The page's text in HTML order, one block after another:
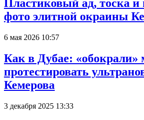
Пластиковый ад, тоска и
фото элитной окраины
6 мая 2026 10:57
Как в Дубае:
протестировать
Кемерова
3 декабря 2025 13:33